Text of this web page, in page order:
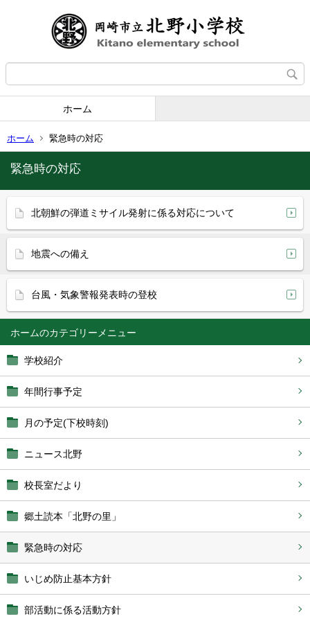
ホーム
ホーム 緊急時の対応
ホーム
学校紹介
年間行事予定
月の予定(下校時刻)
ニュース北野
校長室だより
郷土読本「北野の里」
緊急時の対応
いじめ防止基本方針
部活動に係る活動方針
緊急時の対応
北朝鮮の弾道ミサイル発射に係る対応について
地震への備え
台風・気象警報発表時の登校